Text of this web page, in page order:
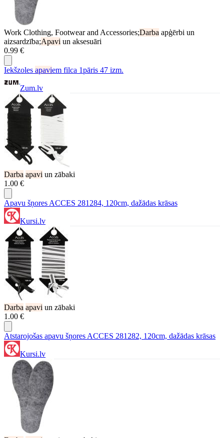
Work Clothing, Footwear and Accessories;Darba apģērbi un
aizsardzība;Apavi un aksesuāri
0.99 €
Iekšzoles apaviem filca 1pāris 47 izm.
Zum.lv
Darba apavi un zābaki
1.00 €
Apavu šņores ACCES 281284, 120cm, dažādas krāsas
Kursi.lv
Darba apavi un zābaki
1.00 €
Atstarojošas apavu šņores ACCES 281282, 120cm, dažādas krāsas
Kursi.lv